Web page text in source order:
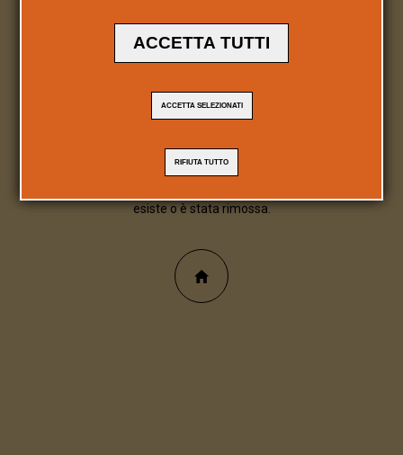
404
esiste o è stata rimossa.
ACCETTA TUTTI
ACCETTA SELEZIONATI
RIFIUTA TUTTO